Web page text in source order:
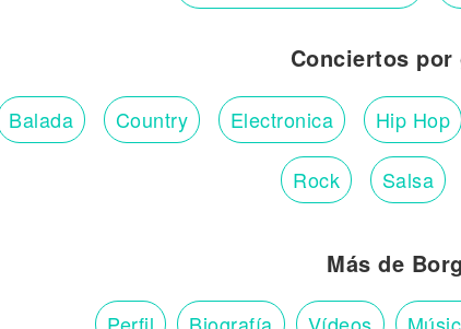
Conciertos por
Balada Country Electronica Hip Hop
Rock Salsa
Más de